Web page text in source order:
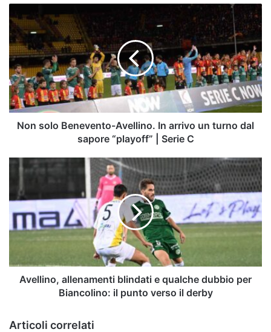
solo
Benevento-
Avellino.
In
arrivo
un
turno
dal
sapore
Serie
Non solo Benevento-Avellino. In arrivo un turno dal
sapore “playoff” | Serie C
Avellino,
allenamenti
blindati
e
qualche
dubbio
il
punto
Avellino, allenamenti blindati e qualche dubbio per
Biancolino: il punto verso il derby
Articoli correlati